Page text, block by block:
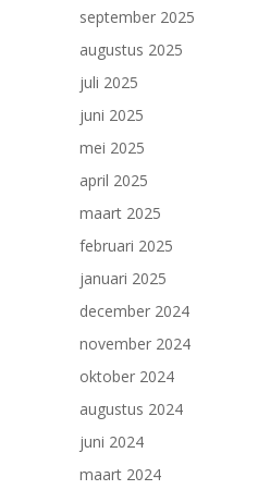
september 2025
augustus 2025
juli 2025
juni 2025
mei 2025
april 2025
maart 2025
februari 2025
januari 2025
december 2024
november 2024
oktober 2024
augustus 2024
juni 2024
maart 2024